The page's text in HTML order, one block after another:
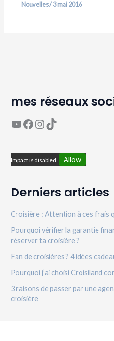
Nouvelles/3 mai 2016
mes réseaux
YouTube Page Facebook Avaguea Compte Instagram Avaguea Compte TikTok Avaguea
Impact is disabled. Allow
Derniers articles
Croisière : Attention à ces frais
Pourquoi vérifier la garantie
réserver ta croisière ?
Fan de croisières ? 4 idées
Pourquoi j’ai choisi Croisiland
3 raisons de passer par une
croisière